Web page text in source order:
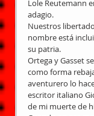
Lole Reutemann
adagio.
Nuestros
nombre está
su patria.
Ortega y Gasset
como forma
aventurero lo
escritor italiano
de mi muerte de